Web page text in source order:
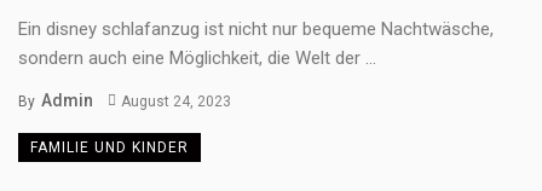
Ein disney schlafanzug ist nicht nur bequeme Nachtwäsche,
sondern auch eine Möglichkeit, die Welt der ...
By Admin August 24, 2023
FAMILIE UND KINDER